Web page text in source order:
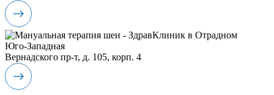
Юго-Западная
Вернадского пр-т, д. 105, корп. 4